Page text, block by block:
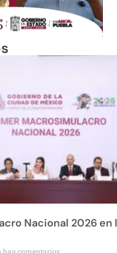
Nacional 2026 en